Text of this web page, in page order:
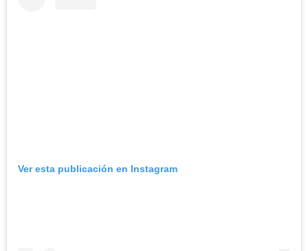
Ver esta publicación en Instagram